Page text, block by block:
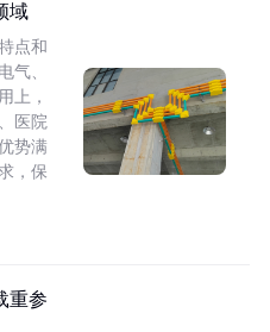
域
点和
气、
上，
医院
势满
，保
重参